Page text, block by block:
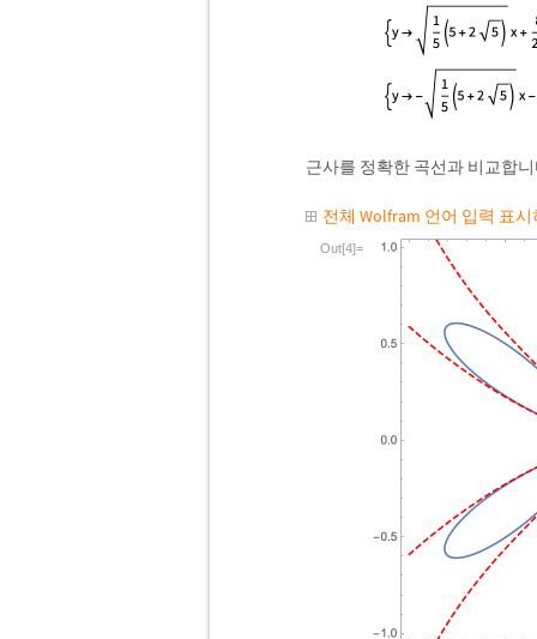
근사를 정확한 곡선과 비교합
전체 Wolfram 언어 입력 표
Out[4]=